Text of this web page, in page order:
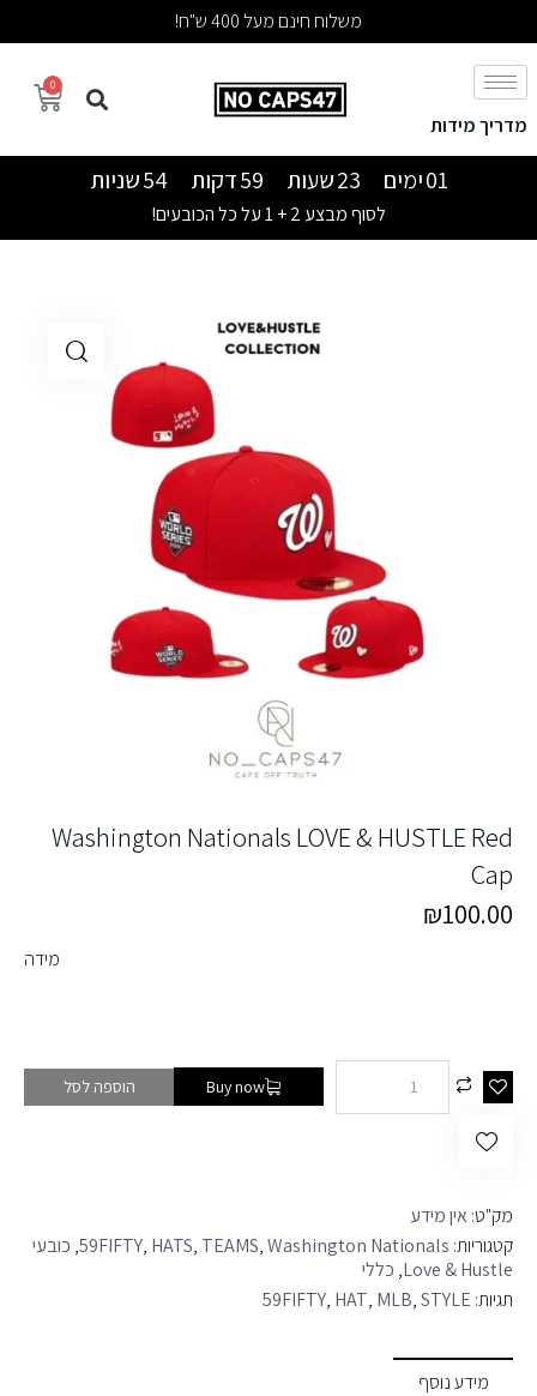
משלוח חינם מעל 400 ש"ח!
מדריך מידות
0
01ימים 23שעות 59דקות 54שניות
לסוף מבצע 2 + 1 על כל הכובעים!
Washington Nationals LOVE & HUSTLE Red
Cap
₪100.00
מידה
Buy now הוספה לסל
מק"ט:אין מידע
קטגוריות:
59FIFTY ,HATS ,TEAMS,Washington Nationals
,כובעי
Love & Hustle
,כללי
תגיות:
59FIFTY ,HAT ,MLB,STYLE
מידע נוסף